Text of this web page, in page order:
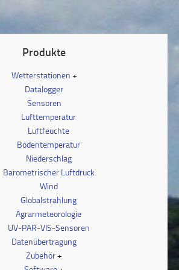
Produkte
Wetterstationen
Datalogger
Sensoren
Lufttemperatur
Luftfeuchte
Bodentemperatur
Niederschlag
Barometrischer Luftdruck
Wind
Globalstrahlung
Agrarmeteorologie
UV-PAR-VIS-Sensoren
Datenübertragung
Zubehör